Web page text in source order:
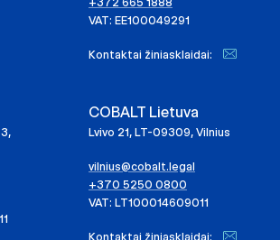
VAT: EE100049291
Kontaktai žiniasklaidai:
COBALT Lietuva
Lvivo 21, LT-09309, Vilnius
vilnius@cobalt.legal
+370 5250 0800
VAT: LT100014609011
Kontaktai žiniasklaidai: